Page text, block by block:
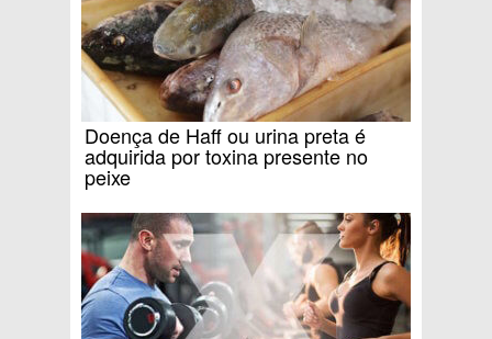
Doença de Haff ou urina preta é
adquirida por toxina presente no
peixe